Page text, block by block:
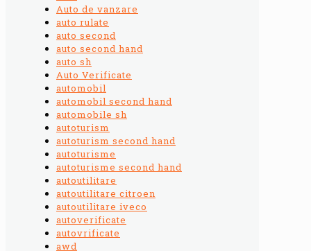
Auto de vanzare
auto rulate
auto second
auto second hand
auto sh
Auto Verificate
automobil
automobil second hand
automobile sh
autoturism
autoturism second hand
autoturisme
autoturisme second hand
autoutilitare
autoutilitare citroen
autoutilitare iveco
autoverificate
autovrificate
awd